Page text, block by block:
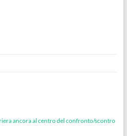
ancora al centro del confronto/scontro